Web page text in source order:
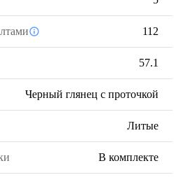
112
57.1
Черный глянец с проточкой
Литые
В комплекте